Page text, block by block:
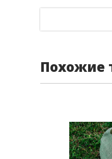
Похожие